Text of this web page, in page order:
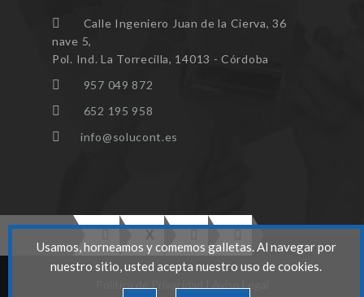
Usamos, horneamos y comemos galletas. Al navegar por
nuestro sitio, usted acepta nuestro uso de cookies.
Calle Ingeniero Juan de la Cierva, 36
nave 5,
Pol. Ind. La Torrecilla, 14013 - Córdoba
957 049 872
652 195 958
info@solucont.es